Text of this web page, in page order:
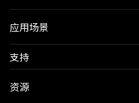
应用场景
支持
资源